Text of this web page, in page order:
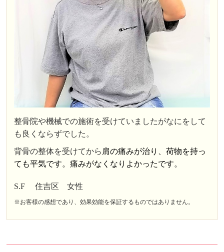
整骨院や機械での施術を受けていましたがなにをして
も良くならずでした。
背骨の整体を受けてから 肩の痛みが治り、荷物を持っ
ても平気です。痛みがなくなりよかったです。
S.F 住吉区 女性
※お客様の感想であり、効果効能を保証するものではありません。